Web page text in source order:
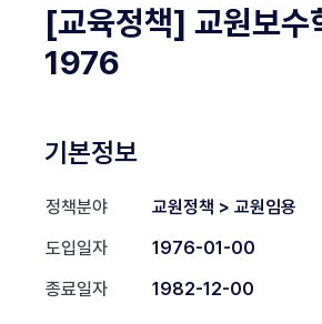
[교육정책] 교원보수
1976
기본정보
정책분야
교원정책 > 교원임용
도입일자
1976-01-00
종료일자
1982-12-00